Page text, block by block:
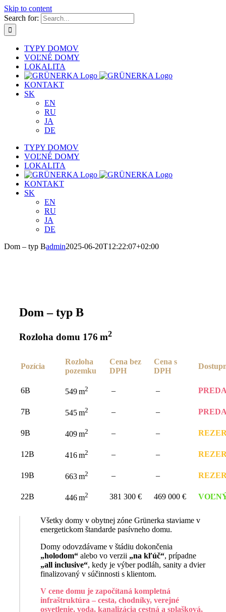
Skip to content
Search for:
TYPY DOMOV
VOĽNÉ DOMY
LOKALITA
KONTAKT
SK
EN
RU
JA
DE
TYPY DOMOV
VOĽNÉ DOMY
LOKALITA
KONTAKT
SK
EN
RU
JA
DE
Dom – typ Badmin2025-06-20T12:22:07+02:00
Dom – typ B
Rozloha domu 176 m2
Pozícia
Rozloha
pozemku
Cena bez
DPH
Cena s
DPH
6B 549 m2 – –
7B 545 m2 – –
9B 409 m2 – –
12B 416 m2 – –
19B 663 m2 – –
22B 446 m2 381 300 € 469 000 €
Všetky domy v obytnej zóne Grünerka staviame v
energetickom štandarde pasívneho domu.
Domy odovzdávame v štádiu dokončenia
„holodom“alebo vo verzii „na kľúč“, prípadne
„all inclusive“, kedy je výber podláh, sanity a dvier
finalizovaný v súčinnosti s klientom.
V cene domu je započítaná kompletná
infraštruktúra – cesta, chodníky, verejné
osvetlenie, voda, kanalizácia cestná a splašková,